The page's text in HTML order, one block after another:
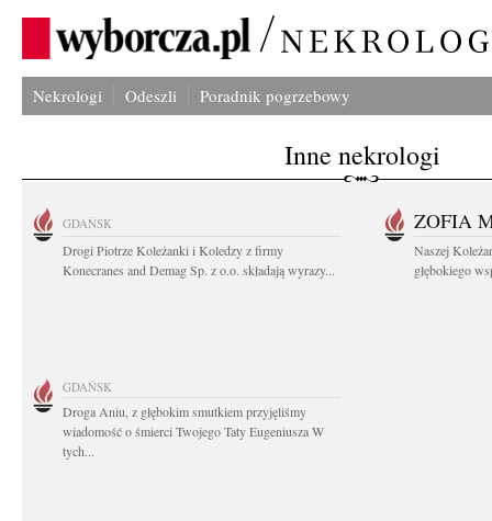
Nekrologi Odeszli Poradnik pogrzebowy
Inne nekrologi
GDAŃSK
Drogi Piotrze Koleżanki i Koledzy z firmy
Konecranes and Demag Sp. z o.o. składają wyrazy...
ZOFIA
Naszej
głębokiego
GDAŃSK
Droga Aniu, z głębokim smutkiem przyjęliśmy
wiadomość o śmierci Twojego Taty Eugeniusza W
tych...